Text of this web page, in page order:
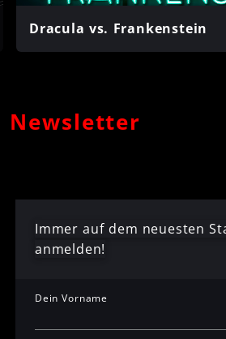
Dracula vs. Frankenstein
Newsletter
Immer auf dem neuesten
anmelden!
Dein Vorname